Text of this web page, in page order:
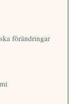
förändringar